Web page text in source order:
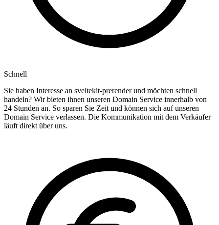
Schnell
Sie haben Interesse an sveltekit-prerender und möchten schnell
handeln? Wir bieten ihnen unseren Domain Service innerhalb von
24 Stunden an. So sparen Sie Zeit und können sich auf unseren
Domain Service verlassen. Die Kommunikation mit dem Verkäufer
läuft direkt über uns.